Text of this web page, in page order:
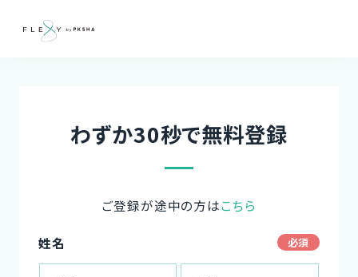
わずか30秒で無料登録
ご登録が途中の方はこちら
姓名